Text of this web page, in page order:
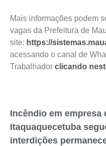
Mais informações podem
vagas da Prefeitura de
site: https://
acessando o canal de
Trabalhador clicando
Incêndio em empresa
Itaquaquecetuba
interdições